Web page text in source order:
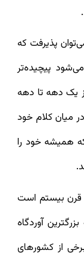
پذیرفت که
پیچیده‌تر
یک دهه تا دهه
میان کلام خود
همیشه خود را
قرن بیستم است
آوردگاه
از کشورهای